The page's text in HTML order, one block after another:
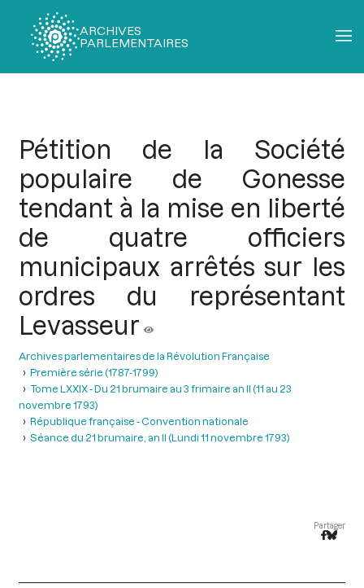
ARCHIVES
PARLEMENTAIRES
Pétition de la Société
populaire de Gonesse
tendant à la mise en liberté
de quatre officiers
municipaux arrêtés sur les
ordres du représentant
Levasseur
Archives parlementaires de la Révolution Française
Première série (1787-1799)
Tome LXXIX - Du 21 brumaire au 3 frimaire an II (11 au 23
novembre 1793)
République française - Convention nationale
Séance du 21 brumaire, an II (Lundi 11 novembre 1793)
Partager